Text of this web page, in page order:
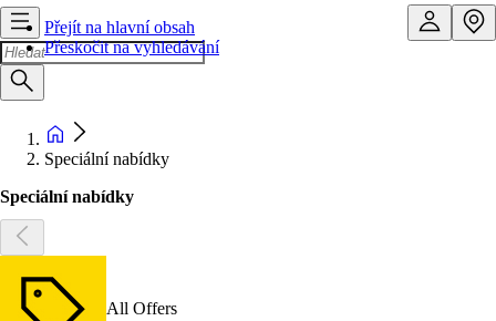
Přejít na hlavní obsah
Přeskočit na vyhledávání
Speciální nabídky
Speciální nabídky
All Offers